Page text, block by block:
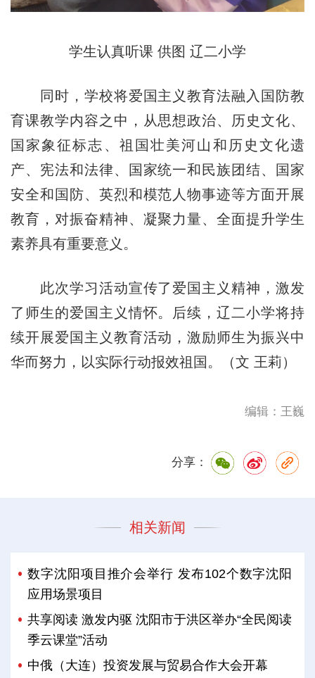
学生认真听课 供图 辽二小学
同时，学校将爱国主义教育法融入 国防教
育课教学内容之中，从思想政治、历史文化、
国家象征标志、祖国壮美河山和历史文化遗
产、宪法和法律、国家统一和民族团结、国家
安全和国防、英烈和模范人物事迹等方面开展
教育，对振奋精神、凝聚力量、全面提升学生
素养具有重要意义。
此次学习活动宣传了爱国主义精神，激发
了师生的爱国主义情怀。后续，辽二小学将持
续开展爱国主义教育活动，激励师生为振兴中
华而努力，以实际行动报效祖国。（文 王莉）
编辑：王巍
分享：
相关新闻
数字沈阳项目推介会举行 发布102个数字沈阳
应用场景项目
共享阅读 激发内驱 沈阳市于洪区举办“全民阅读
季云课堂”活动
中俄（大连）投资发展与贸易合作大会开幕